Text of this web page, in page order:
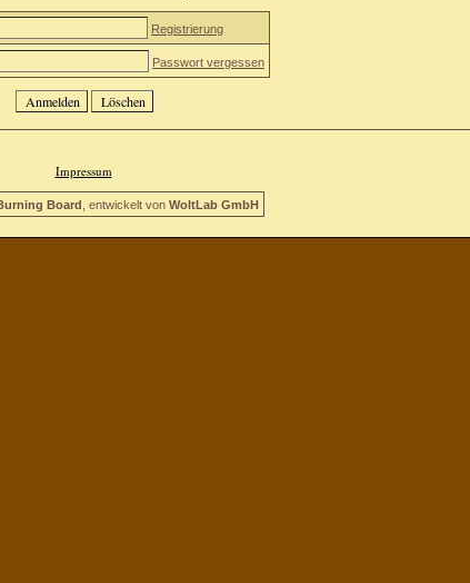
Registrierung
Passwort vergessen
Impressum
Board , entwickelt von WoltLab GmbH